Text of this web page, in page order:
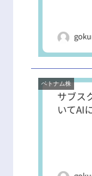
ベトナム株